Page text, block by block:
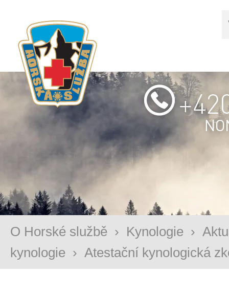
O Horské službě › Kynologie ›
kynologie › Atestační kynologická